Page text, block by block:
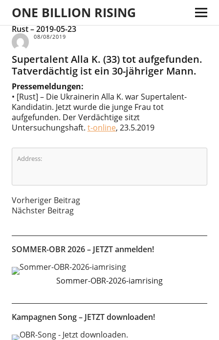
ONE BILLION RISING
Rust – 2019-05-23
08/08/2019
Supertalent Alla K. (33) tot aufgefunden.
Tatverdächtig ist ein 30-jähriger Mann.
Pressemeldungen:
• [Rust] – Die Ukrainerin Alla K. war Supertalent-
Kandidatin. Jetzt wurde die junge Frau tot
aufgefunden. Der Verdächtige sitzt
Untersuchungshaft. t-online, 23.5.2019
Address:
Vorheriger Beitrag
Nächster Beitrag
SOMMER-OBR 2026 – JETZT anmelden!
Sommer-OBR-2026-iamrising
Kampagnen Song – JETZT downloaden!